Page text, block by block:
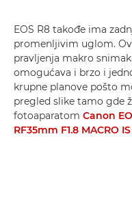
EOS R8 takođe ima
promenljivim uglom.
pravljenja makro
omogućava i brzo i
krupne planove pošto
pregled slike tamo gde
fotoaparatom Canon
RF35mm F1.8 MACRO IS